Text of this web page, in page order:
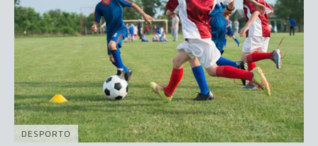
DESPORTO